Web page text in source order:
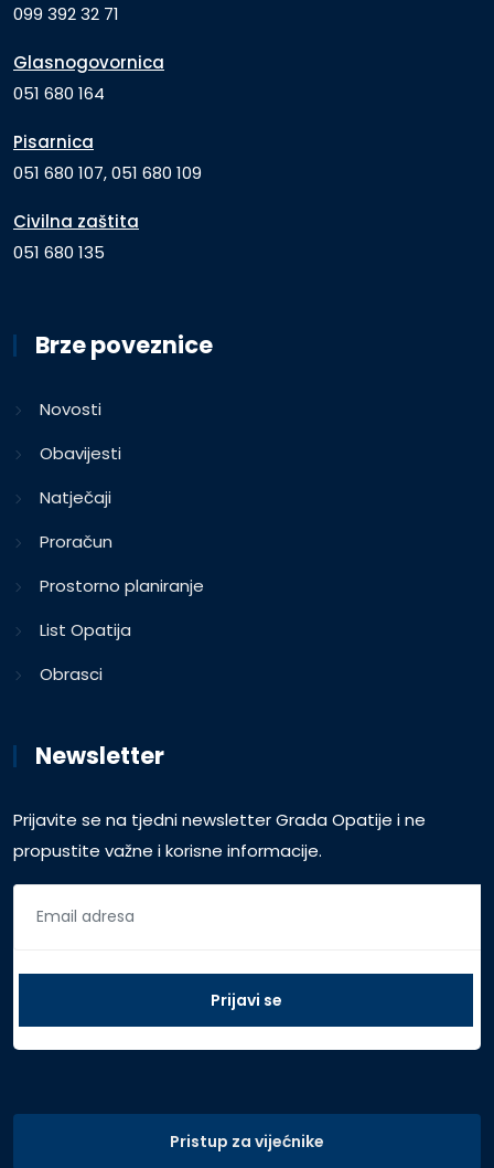
099 392 32 71
Glasnogovornica
051 680 164
Pisarnica
051 680 107, 051 680 109
Civilna zaštita
051 680 135
Brze poveznice
Novosti
Obavijesti
Natječaji
Proračun
Prostorno planiranje
List Opatija
Obrasci
Newsletter
Prijavite se na tjedni newsletter Grada Opatije i ne
propustite važne i korisne informacije.
Pristup za vijećnike